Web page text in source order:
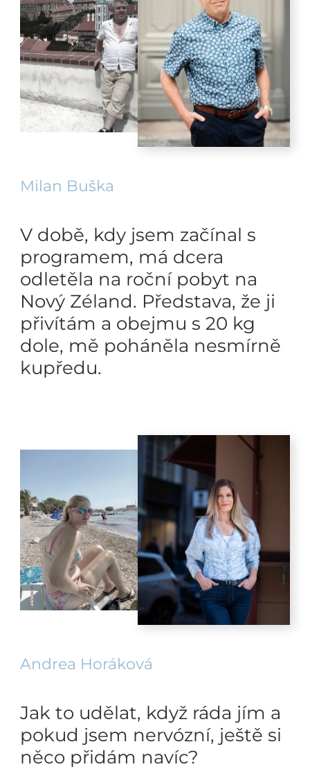
Milan Buška
V době, kdy jsem začínal s
programem, má dcera
odletěla na roční pobyt na
Nový Zéland. Představa, že ji
přivítám a obejmu s 20 kg
dole, mě poháněla nesmírně
kupředu.
Andrea Horáková
Jak to udělat, když ráda jím a
pokud jsem nervózní, ještě si
něco přidám navíc?